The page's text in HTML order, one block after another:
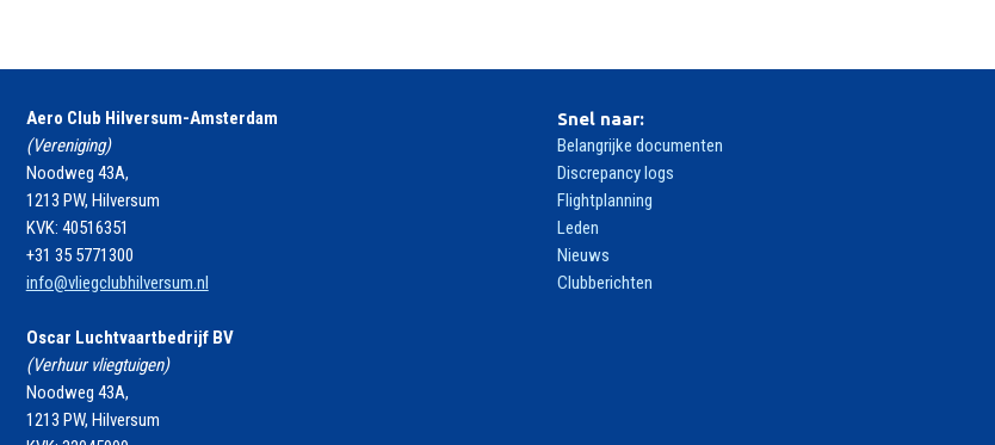
Aero Club Hilversum-Amsterdam
(Vereniging)
Noodweg 43A,
1213 PW, Hilversum
KVK: 40516351
+31 35 5771300
info@vliegclubhilversum.nl
Oscar Luchtvaartbedrijf BV
(Verhuur vliegtuigen)
Noodweg 43A,
1213 PW, Hilversum
Snel naar:
Belangrijke documenten
Discrepancy logs
Flightplanning
Leden
Nieuws
Clubberichten